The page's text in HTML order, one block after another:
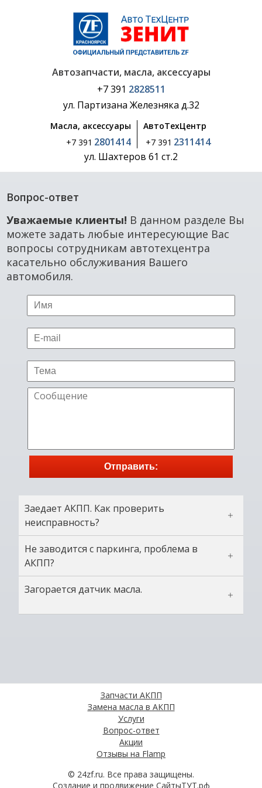
Автозапчасти, масла, аксессуары
+7 391 2828511
ул. Партизана Железняка д.32
Масла, аксессуары
+7 391 2801414
АвтоТехЦентр
+7 391 2311414
ул. Шахтеров 61 ст.2
Вопрос-ответ
Уважаемые клиенты! В данном разделе Вы
можете задать любые интересующие Вас
вопросы сотрудникам автотехцентра
касательно обслуживания Вашего
автомобиля.
Отправить:
Заедает АКПП. Как проверить
неисправность?
Не заводится с паркинга, проблема в
АКПП?
Загорается датчик масла.
© 24zf.ru. Все права защищены.
Создание и продвижение СайтыTУT.рф
Запчасти АКПП
Замена масла в АКПП
Услуги
Вопрос-ответ
Акции
Отзывы на Flamp